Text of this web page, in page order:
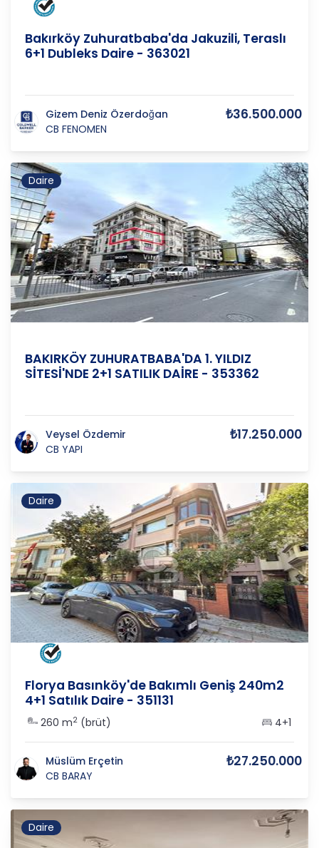
Bakırköy Zuhuratbaba'da Jakuzili, Teraslı
6+1 Dubleks Daire - 363021
Gizem Deniz Özerdoğan
CB FENOMEN
₺36.500.000
Daire
BAKIRKÖY ZUHURATBABA'DA 1. YILDIZ
SİTESİ'NDE 2+1 SATILIK DAİRE - 353362
Veysel Özdemir
CB YAPI
₺17.250.000
Daire
Florya Basınköy'de Bakımlı Geniş 240m2
4+1 Satılık Daire - 351131
260 m2 (brüt) 4+1
Müslüm Erçetin
CB BARAY
₺27.250.000
Daire